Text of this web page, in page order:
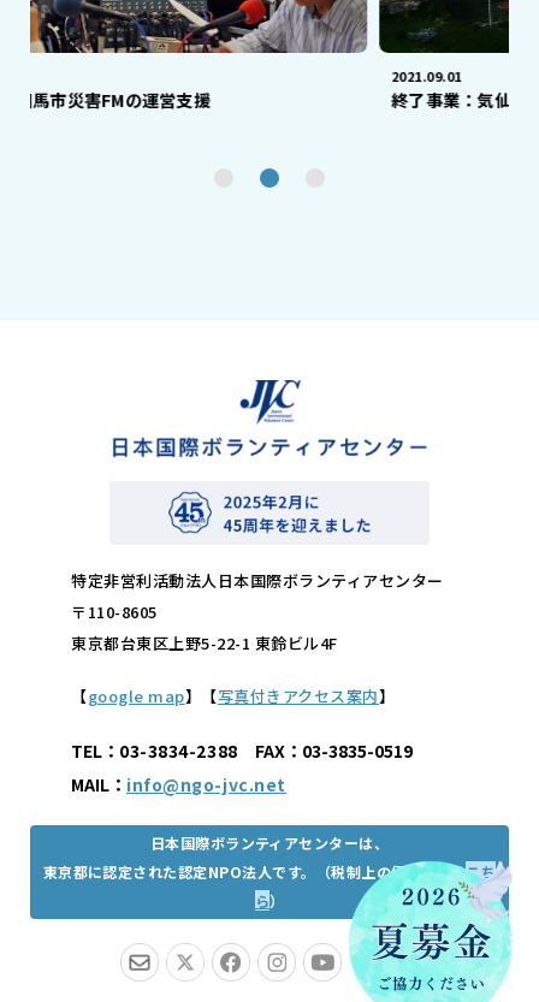
の運営支援 終了事業：気仙沼市鹿折地区で
特定非営利活動法人日本国際ボランティアセンター
〒110-8605
東京都台東区上野5-22-1 東鈴ビル4F
【google map】【写真付きアクセス案内】
TEL： 03-3834-2388 FAX：03-3835-0519
MAIL： info@ngo-jvc.net
日本国際ボランティアセンターは、
東京都に認定された認定NPO法人です。（税制上の優遇措置はこち
ら）
JP EN